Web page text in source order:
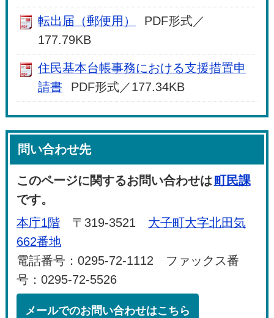
転出届（郵便用）
PDF形式／
177.79KB
住民基本台帳事務における支援措置申
請書
PDF形式／177.34KB
問い合わせ先
このページに関するお問い合わせは 町民課
です。
本庁1階 〒319-3521 大子町大字北田気
662番地
電話番号：0295-72-1112 ファックス番
号：0295-72-5526
メールでのお問い合わせはこちら